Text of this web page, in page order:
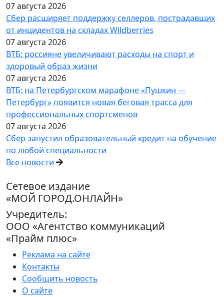
07 августа 2026
Сбер расширяет поддержку селлеров, пострадавших
от инцидентов на складах Wildberries
07 августа 2026
ВТБ: россияне увеличивают расходы на спорт и
здоровый образ жизни
07 августа 2026
ВТБ: на Петербургском марафоне «Пушкин —
Петербург» появится новая беговая трасса для
профессиональных спортсменов
07 августа 2026
Сбер запустил образовательный кредит на обучение
по любой специальности
Все новости
Сетевое издание
«МОЙ ГОРОД.ОНЛАЙН»
Учредитель:
ООО «Агентство коммуникаций
«Прайм плюс»
Реклама на сайте
Контакты
Сообщить новость
О сайте